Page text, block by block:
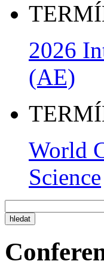
2026
(AE)
World
Science